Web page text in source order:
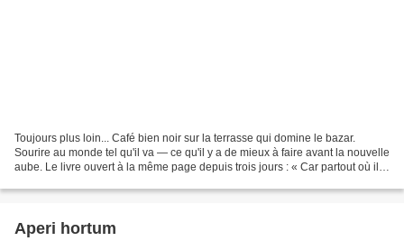
Toujours plus loin... Café bien noir sur la terrasse qui domine le bazar.
Sourire au monde tel qu'il va — ce qu'il y a de mieux à faire avant la nouvelle
aube. Le livre ouvert à la même page depuis trois jours : « Car partout où il a
Aperi hortum